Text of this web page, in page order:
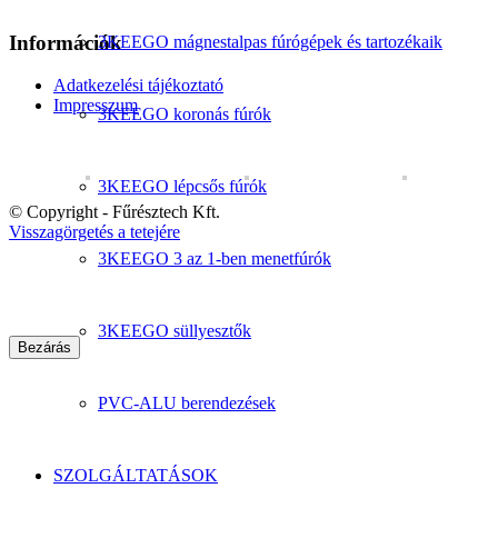
3KEEGO mágnestalpas fúrógépek és tartozékaik
3KEEGO koronás fúrók
3KEEGO lépcsős fúrók
3KEEGO 3 az 1-ben menetfúrók
3KEEGO süllyesztők
PVC-ALU berendezések
SZOLGÁLTATÁSOK
Információk
Adatkezelési tájékoztató
Impresszum
© Copyright - Fűrésztech Kft.
Visszagörgetés a tetejére
Bezárás